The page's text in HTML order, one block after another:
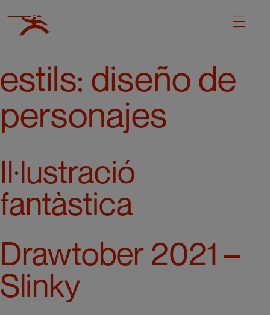
estils: diseño de
personajes
Il·lustració
fantàstica
Drawtober 2021 –
Slinky